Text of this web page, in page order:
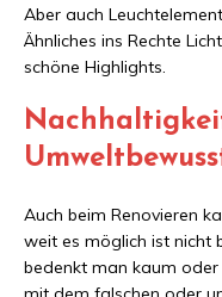
Aber auch
Ähnliches ins Rechte
schöne Highlights.
Auch beim Renovieren
weit es möglich ist nicht
bedenkt man kaum